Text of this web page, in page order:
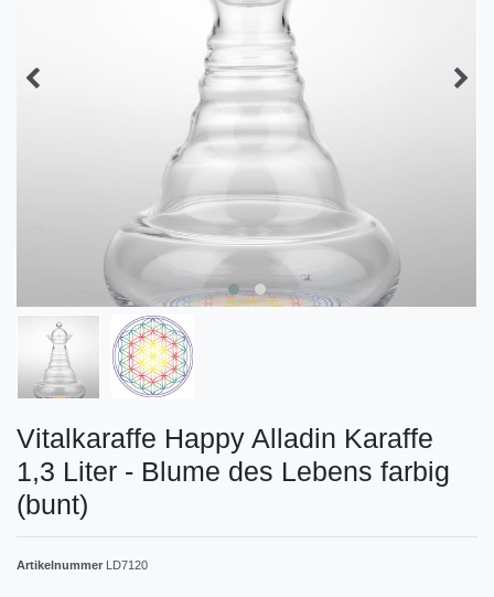
Vitalkaraffe Happy Alladin Karaffe
1,3 Liter - Blume des Lebens farbig
(bunt)
Artikelnummer LD7120